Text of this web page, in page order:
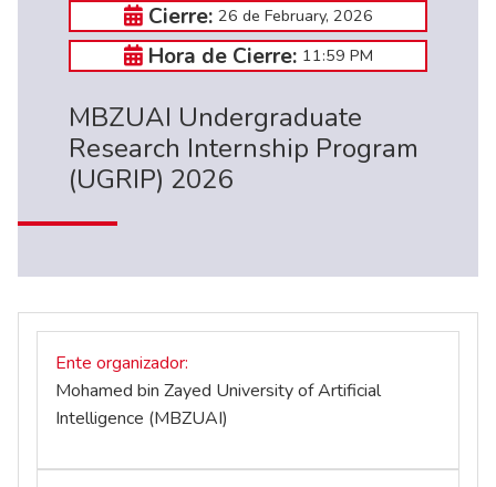
Cierre: 26 de February, 2026
Hora de Cierre: 11:59 PM
MBZUAI Undergraduate
Research Internship Program
(UGRIP) 2026
Ente organizador
Mohamed bin Zayed University of Artificial
Intelligence (MBZUAI)